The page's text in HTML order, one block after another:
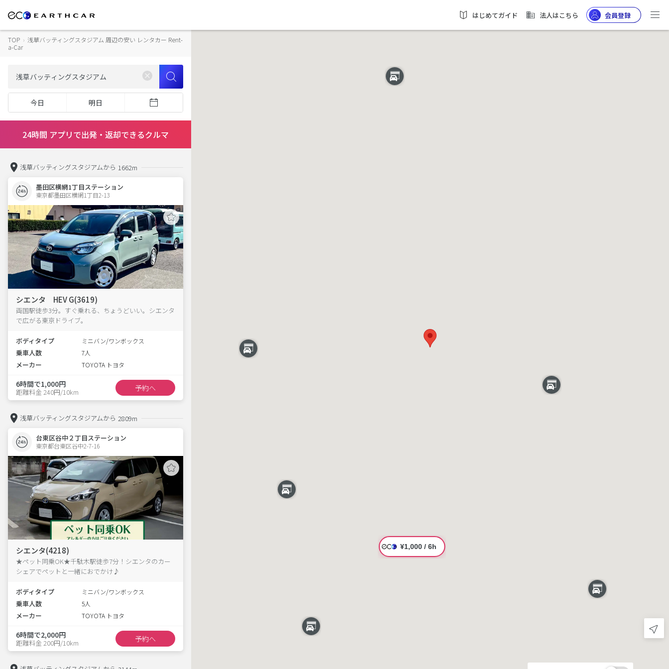
はじめてガイド 法人はこちら 会員登録
TOP › 浅草バッティングスタジアム 周辺の安い レンタカー Rent-
a-Car
今日 明日
24時間 アプリで出発・返却できるクルマ
浅草バッティングスタジアムから 1662m
墨田区横網1丁目ステーション
東京都墨田区横網1丁目2-13
シエンタ HEV G(3619)
両国駅徒歩3分。すぐ乗れる、ちょうどいい。シエンタ
で広がる東京ドライブ。
ボディタイプ ミニバン/ワンボックス
乗車人数 7人
メーカー TOYOTA トヨタ
6時間で1,000円
距離料金 240円/10km 予約へ
浅草バッティングスタジアムから 2809m
台東区谷中２丁目ステーション
東京都台東区谷中2-7-16
シエンタ(4218)
★ペット同乗OK★千駄木駅徒歩7分！シエンタのカー
シェアでペットと一緒におでかけ♪
ボディタイプ ミニバン/ワンボックス
乗車人数 5人
メーカー TOYOTA トヨタ
6時間で2,000円
距離料金 200円/10km 予約へ